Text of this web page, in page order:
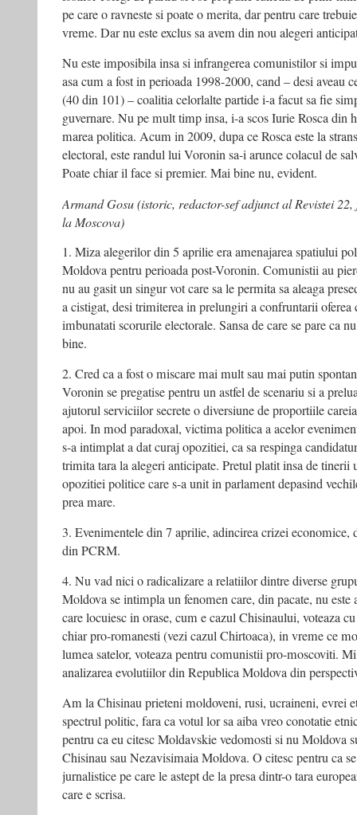
pe care o ravneste si poate o merita, dar pentru care
vreme. Dar nu este exclus sa avem din nou alegeri
Nu este imposibila insa si infrangerea comunistilor si
asa cum a fost in perioada 1998-2000, cand – desi aveau
(40 din 101) – coalitia celorlalte partide i-a facut sa fie
guvernare. Nu pe mult timp insa, i-a scos Iurie Rosca din
marea politica. Acum in 2009, dupa ce Rosca este la
electoral, este randul lui Voronin sa-i arunce colacul de
Poate chiar il face si premier. Mai bine nu, evident.
Armand Gosu (istoric, redactor-sef adjunct al Revistei
la Moscova)
1. Miza alegerilor din 5 aprilie era amenajarea spatiului
Moldova pentru perioada post-Voronin. Comunistii au
nu au gasit un singur vot care sa le permita sa aleaga
a cistigat, desi trimiterea in prelungiri a confruntarii oferea
imbunatati scorurile electorale. Sansa de care se pare ca
bine.
2. Cred ca a fost o miscare mai mult sau mai putin
Voronin se pregatise pentru un astfel de scenariu si a
ajutorul serviciilor secrete o diversiune de proportiile
apoi. In mod paradoxal, victima politica a acelor
s-a intimplat a dat curaj opozitiei, ca sa respinga
trimita tara la alegeri anticipate. Pretul platit insa de tinerii
opozitiei politice care s-a unit in parlament depasind
prea mare.
3. Evenimentele din 7 aprilie, adincirea crizei economice,
din PCRM.
4. Nu vad nici o radicalizare a relatiilor dintre diverse
Moldova se intimpla un fenomen care, din pacate, nu
care locuiesc in orase, cum e cazul Chisinaului, voteaza
chiar pro-romanesti (vezi cazul Chirtoaca), in vreme ce
lumea satelor, voteaza pentru comunistii pro-moscoviti.
analizarea evolutiilor din Republica Moldova din
Am la Chisinau prieteni moldoveni, rusi, ucraineni, evrei
spectrul politic, fara ca votul lor sa aiba vreo conotatie
pentru ca eu citesc Moldavskie vedomosti si nu Moldova
Chisinau sau Nezavisimaia Moldova. O citesc pentru ca
jurnalistice pe care le astept de la presa dintr-o tara
care e scrisa.